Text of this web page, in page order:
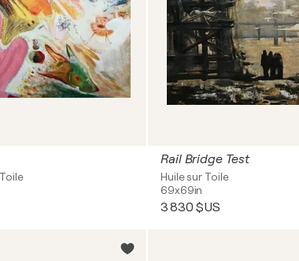
Rail Bridge Test
Huile sur Toile
69x69in
3 830 $US